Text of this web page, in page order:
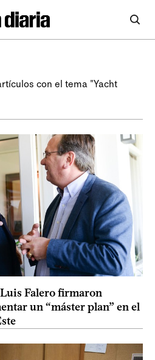
con el tema "Yacht
Falero firmaron
un “máster plan” en el